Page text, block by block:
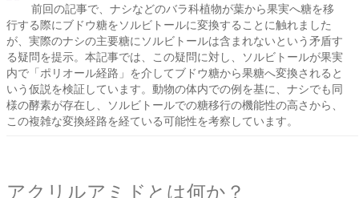
前回の記事で、ナシなどのバラ科植物が葉から果実へ糖を移
行する際にブドウ糖をソルビトールに変換することに触れました
が、実際のナシの主要糖にソルビトールは含まれないという矛盾す
る疑問を提示。本記事では、この疑問に対し、ソルビトールが果実
内で「ポリオール経路」を介してブドウ糖から果糖へ変換されると
いう仮説を検証しています。動物の体内での例を基に、ナシでも同
様の酵素が存在し、ソルビトールでの糖移行の機能性の高さから、
この複雑な変換経路を経ている可能性を考察しています。
アクリルアミドとは何か？